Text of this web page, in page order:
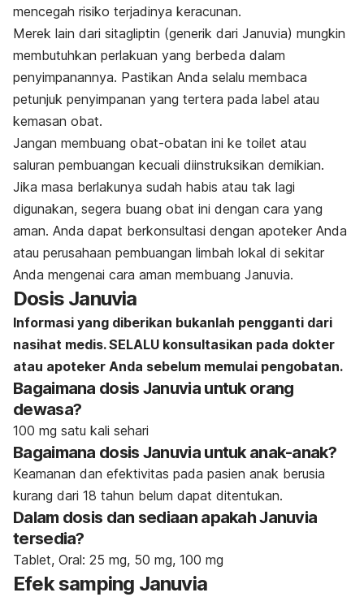
mencegah risiko terjadinya keracunan.
Merek lain dari sitagliptin (generik dari Januvia) mungkin
membutuhkan perlakuan yang berbeda dalam
penyimpanannya. Pastikan Anda selalu membaca
petunjuk penyimpanan yang tertera pada label atau
kemasan obat.
Jangan membuang obat-obatan ini ke toilet atau
saluran pembuangan kecuali diinstruksikan demikian.
Jika masa berlakunya sudah habis atau tak lagi
digunakan, segera buang obat ini dengan cara yang
aman. Anda dapat berkonsultasi dengan apoteker Anda
atau perusahaan pembuangan limbah lokal di sekitar
Anda mengenai cara aman membuang Januvia.
Dosis Januvia
Informasi yang diberikan bukanlah pengganti dari
nasihat medis. SELALU konsultasikan pada dokter
atau apoteker Anda sebelum memulai pengobatan.
Bagaimana dosis Januvia untuk orang
dewasa?
100 mg satu kali sehari
Bagaimana dosis Januvia untuk anak-anak?
Keamanan dan efektivitas pada pasien anak berusia
kurang dari 18 tahun belum dapat ditentukan.
Dalam dosis dan sediaan apakah Januvia
tersedia?
Tablet, Oral: 25 mg, 50 mg, 100 mg
Efek samping Januvia